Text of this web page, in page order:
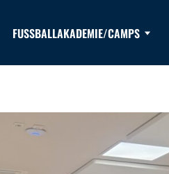
FUSSBALLAKADEMIE/CAMPS